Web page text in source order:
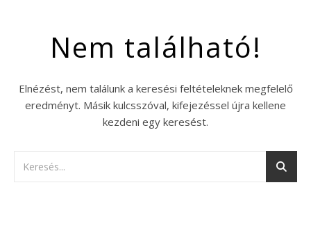
Nem található!
Elnézést, nem találunk a keresési feltételeknek megfelelő
eredményt. Másik kulcsszóval, kifejezéssel újra kellene
kezdeni egy keresést.